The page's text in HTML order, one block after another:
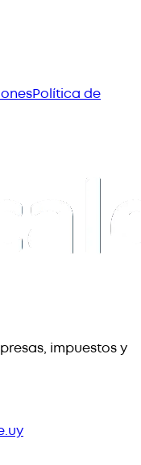
Política de
impuestos y